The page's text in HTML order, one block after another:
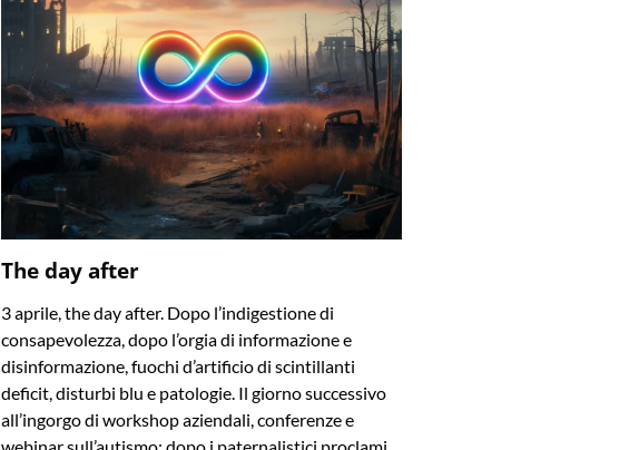
The day after
3 aprile, the day after. Dopo l’indigestione di
consapevolezza, dopo l’orgia di informazione e
disinformazione, fuochi d’artificio di scintillanti
deficit, disturbi blu e patologie. Il giorno successivo
all’ingorgo di workshop aziendali, conferenze e